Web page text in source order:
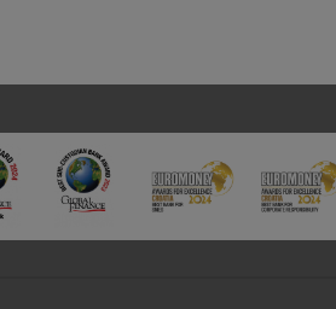
raditi. Ti kolačići ne
identificirati.